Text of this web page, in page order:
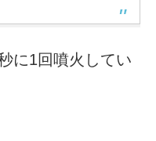
に1回噴火してい